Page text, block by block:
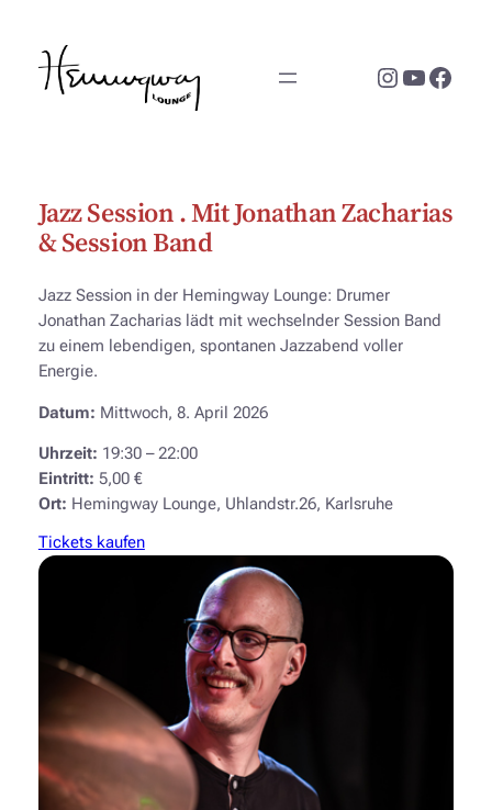
springen
Instagram
Jazz Session . Mit Jonathan Zacharias
& Session Band
Jazz Session in der Hemingway Lounge: Drumer
Jonathan Zacharias lädt mit wechselnder Session Band
zu einem lebendigen, spontanen Jazzabend voller
Energie.
Datum: Mittwoch, 8. April 2026
Uhrzeit: 19:30 – 22:00
Eintritt: 5,00 €
Ort: Hemingway Lounge, Uhlandstr.26, Karlsruhe
Tickets kaufen